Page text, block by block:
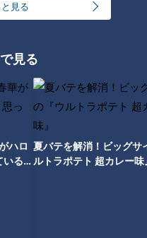
見る
見る
ハロ
る人
夏バテを解消！ビッグサ
ルトラポテト 超カレー味